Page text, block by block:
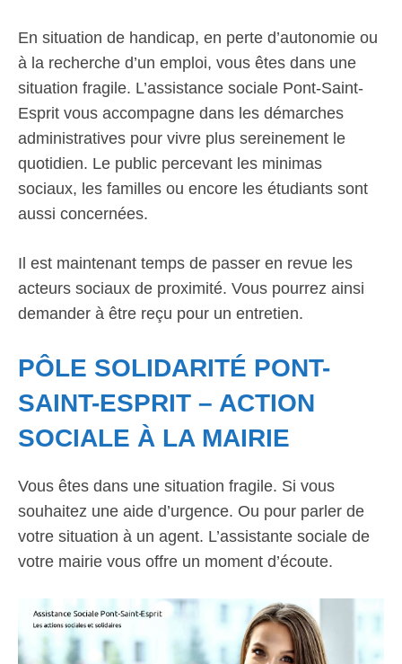
En situation de handicap, en perte d’autonomie ou
à la recherche d’un emploi, vous êtes dans une
situation fragile. L’assistance sociale Pont-Saint-
Esprit vous accompagne dans les démarches
administratives pour vivre plus sereinement le
quotidien. Le public percevant les minimas
sociaux, les familles ou encore les étudiants sont
aussi concernées.
Il est maintenant temps de passer en revue les
acteurs sociaux de proximité. Vous pourrez ainsi
demander à être reçu pour un entretien.
PÔLE SOLIDARITÉ PONT-
SAINT-ESPRIT – ACTION
SOCIALE À LA MAIRIE
Vous êtes dans une situation fragile. Si vous
souhaitez une aide d’urgence. Ou pour parler de
votre situation à un agent. L’assistante sociale de
votre mairie vous offre un moment d’écoute.